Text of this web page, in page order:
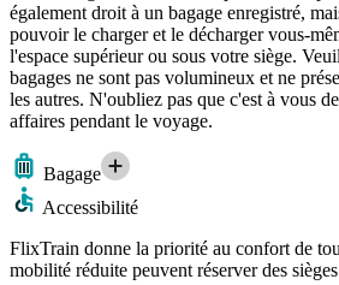
également droit à un bagage enregistré,
pouvoir le charger et le décharger vous-
l'espace supérieur ou sous votre siège.
bagages ne sont pas volumineux et ne
les autres. N'oubliez pas que c'est à vous
affaires pendant le voyage.
Bagage
Accessibilité
FlixTrain donne la priorité au confort de
mobilité réduite peuvent réserver des